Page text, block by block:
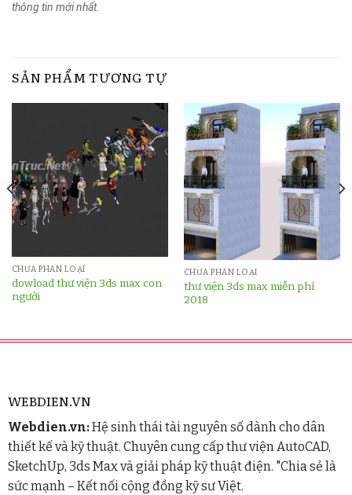
thông tin mới nhất.
SẢN PHẨM TƯƠNG TỰ
CHƯA PHÂN LOẠI
dowload thư viện 3ds max con
người
CHƯA PHÂN LOẠI
thư viện 3ds max miễn phí
2018
WEBDIEN.VN
Webdien.vn:Hệ sinh thái tài nguyên số dành cho dân
thiết kế và kỹ thuật. Chuyên cung cấp thư viện AutoCAD,
SketchUp, 3ds Max và giải pháp kỹ thuật điện. "Chia sẻ là
sức mạnh – Kết nối cộng đồng kỹ sư Việt.